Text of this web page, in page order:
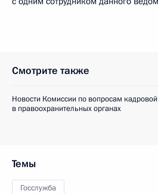
Смотрите также
Новости Комиссии по вопросам
в правоохранительных органах
Темы
Госслужба